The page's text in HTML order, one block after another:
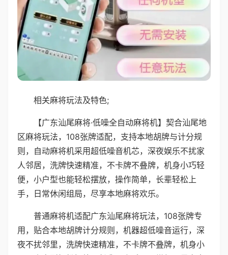
相关麻将玩法及特色;
【广东汕尾麻将·低噪全自动麻将机】契合汕尾地
区麻将玩法，108张牌适配，支持本地胡牌与计分规
则，自动麻将机采用超低噪音机芯，深夜娱乐不扰家
人邻居，洗牌快速精准，不卡牌不叠牌，机身小巧轻
便，小户型也能轻松摆放，操作简单，长辈轻松上
手，日常休闲组局，尽享本地麻将欢乐。
普通麻将机适配广东汕尾麻将玩法，108张牌专
用，贴合本地胡牌计分规则，机器超低噪音运行，深
夜不扰邻里，洗牌快速精准，不卡牌不叠牌，机身小